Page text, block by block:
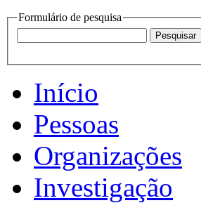
Formulário de pesquisa
Início
Pessoas
Organizações
Investigação